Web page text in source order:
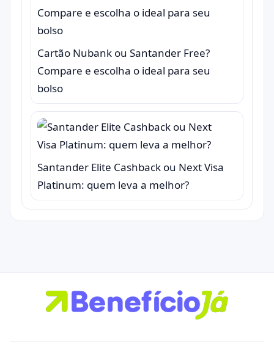
Cartão Nubank ou Santander Free?
Compare e escolha o ideal para seu
bolso
Santander Elite Cashback ou Next Visa
Platinum: quem leva a melhor?